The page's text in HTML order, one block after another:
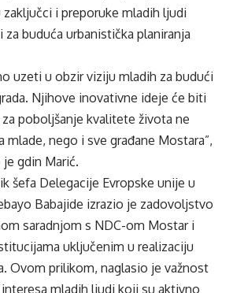
zaključci i preporuke mladih ljudi
za buduća urbanistička planiranja
uzeti u obzir viziju mladih za budući
Njihove inovativne ideje će biti
poboljšanje kvalitete života ne
mlade, nego i sve građane Mostara”,
gdin Marić.
šefa Delegacije Evropske unije u
Babajide izrazio je zadovoljstvo
saradnjom s NDC-om Mostar i
uključenim u realizaciju
Ovom prilikom, naglasio je važnost
mladih ljudi koji su aktivno